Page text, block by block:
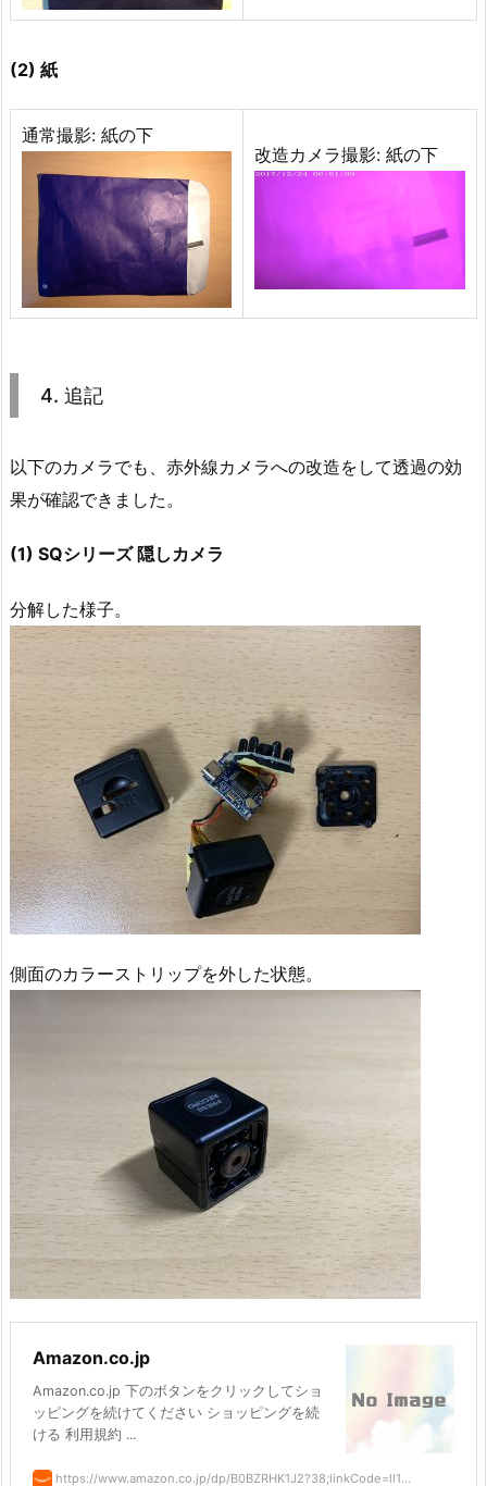
(2) 紙
通常撮影: 紙の下
改造カメラ撮影: 紙の下
4. 追記
以下のカメラでも、赤外線カメラへの改造をして透過の効
果が確認できました。
(1) SQシリーズ 隠しカメラ
分解した様子。
側面のカラーストリップを外した状態。
Amazon.co.jp
Amazon.co.jp 下のボタンをクリックしてショ
ッピングを続けてください ショッピングを続
ける 利用規約 ...
https://www.amazon.co.jp/dp/B0BZRHK1J2?38;linkCode=ll1...